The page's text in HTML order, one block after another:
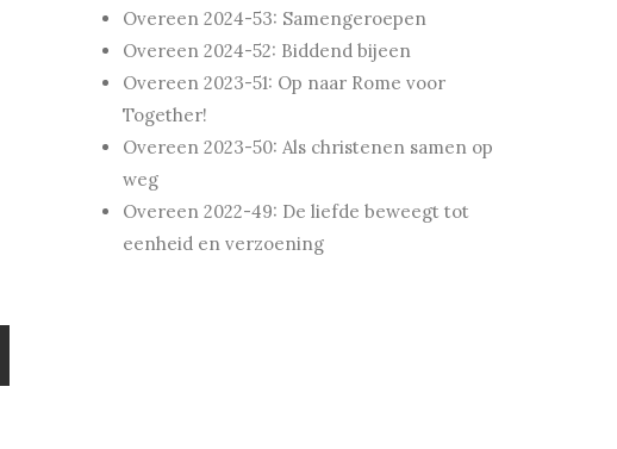
Overeen 2024-53: Samengeroepen
Overeen 2024-52: Biddend bijeen
Overeen 2023-51: Op naar Rome voor
Together!
Overeen 2023-50: Als christenen samen op
weg
Overeen 2022-49: De liefde beweegt tot
eenheid en verzoening